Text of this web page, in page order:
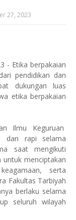
27, 2023
- Etika berpakaian
pendidikan dan
dukungan luas
etika berpakaian
Ilmu Keguruan
dan rapi selama
saat mengikuti
untuk menciptakan
serta
Fakultas Tarbiyah
berlaku selama
seluruh wilayah